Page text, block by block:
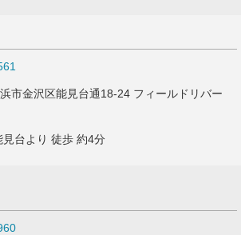
市金沢区能見台通18-24 フィールドリバー
見台より 徒歩 約4分